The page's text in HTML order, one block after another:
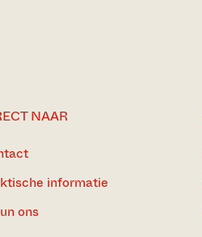
NAAR
informatie
ons